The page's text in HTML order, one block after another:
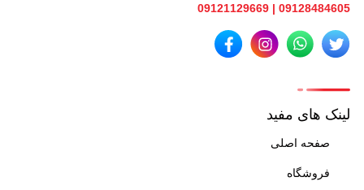
09128484605 | 09121129669
لینک های مفید
صفحه اصلی
فروشگاه